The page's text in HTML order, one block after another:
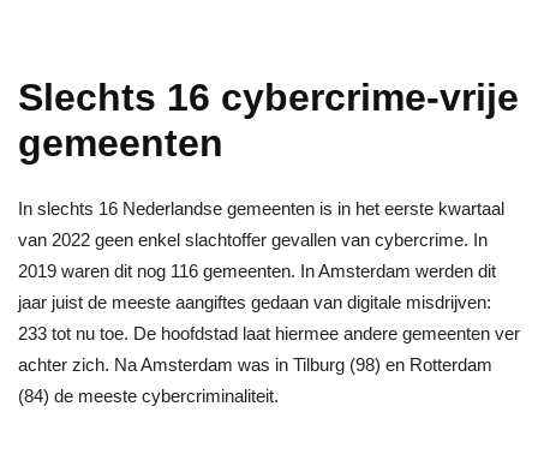
Slechts 16 cybercrime-vrije
gemeenten
In slechts 16 Nederlandse gemeenten is in het eerste kwartaal
van 2022 geen enkel slachtoffer gevallen van cybercrime. In
2019 waren dit nog 116 gemeenten. In Amsterdam werden dit
jaar juist de meeste aangiftes gedaan van digitale misdrijven:
233 tot nu toe. De hoofdstad laat hiermee andere gemeenten ver
achter zich. Na Amsterdam was in Tilburg (98) en Rotterdam
(84) de meeste cybercriminaliteit.